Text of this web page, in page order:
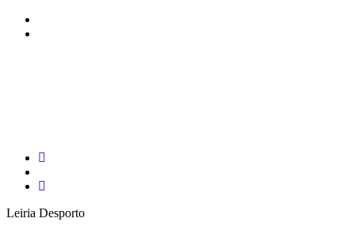
Leiria Desporto